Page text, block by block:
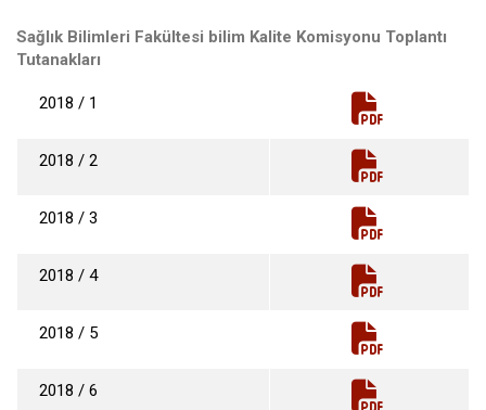
Sağlık Bilimleri Fakültesi bilim Kalite Komisyonu Toplantı
Tutanakları
2018 / 1
2018 / 2
2018 / 3
2018 / 4
2018 / 5
2018 / 6